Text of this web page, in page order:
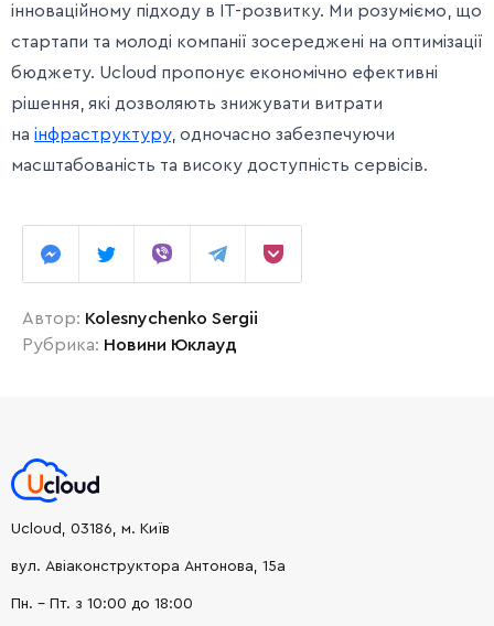
інноваційному підходу в IT-розвитку. Ми розуміємо, що
стартапи та молоді компанії зосереджені на оптимізації
бюджету. Ucloud пропонує економічно ефективні
рішення, які дозволяють знижувати витрати
на інфраструктуру, одночасно забезпечуючи
масштабованість та високу доступність сервісів.
Автор: Kolesnychenko Sergii
Рубрика: Новини Юклауд
Ucloud, 03186, м. Київ
вул. Авіаконструктора Антонова, 15а
Пн. - Пт. з 10:00 до 18:00